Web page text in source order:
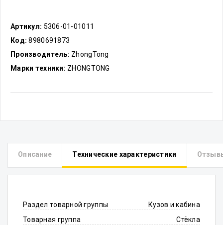
Артикул: 5306-01-01011
Код: 8980691873
Производитель: ZhongTong
Марки техники: ZHONGTONG
Описание Технические характеристики
Раздел товарной группы
Кузов и кабина
Товарная группа
Стёкла